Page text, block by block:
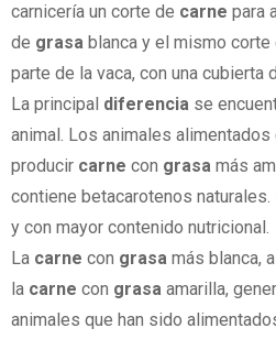
carnicería un corte de carne para
de grasa blanca y el mismo corte
parte de la vaca, con una cubierta
La principal diferencia se
animal. Los animales
producir carne con grasa más
contiene betacarotenos naturales.
y con mayor contenido nutricional.
La carne con grasa más blanca, a
la carne con grasa amarilla,
animales que han sido